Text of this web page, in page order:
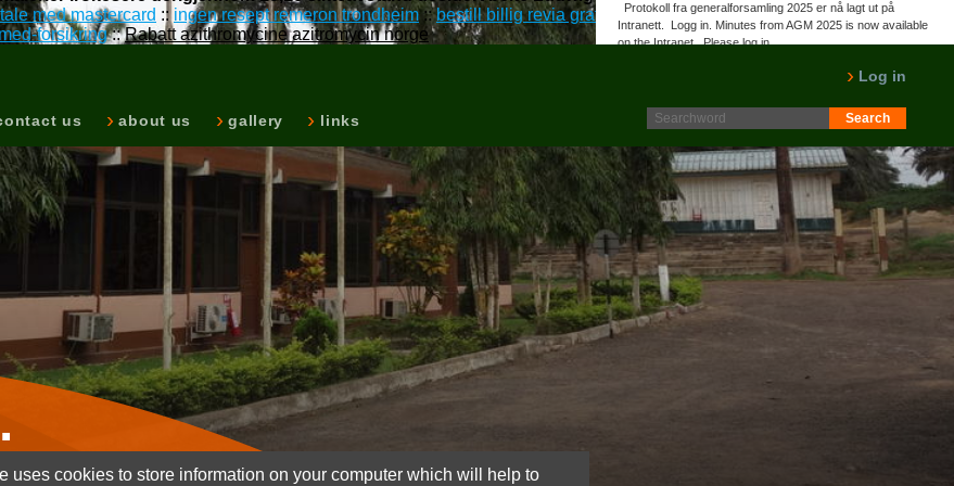
med mastercard :: ingen resept remeron trondheim::bestill billig revia gratis levering::Besøk hovedsiden::melatonin
forsikring::Rabatt azithromycine azitromycin norge
us about us gallery links
Log in
Protokoll fra generalforsamling 2025 er nå lagt ut på
Intranett. Logg in. Minutes from AGM 2025 is now available
on the Intranet. Please log in.
uses cookies to store information on your computer which will help to